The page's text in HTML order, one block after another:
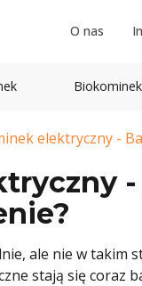
O nas
elektryczny -
ale nie w takim
stają się coraz